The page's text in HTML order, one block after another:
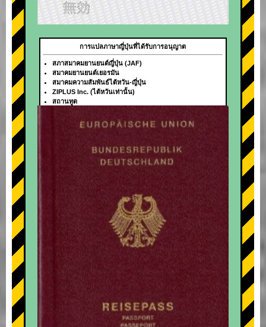
+
การแปลภาษาญี่ปุ่นที่ได้รับการอนุญาต
สภาสมาคมยานยนต์ญี่ปุ่น (JAF)
สมาคมยานยนต์เยอรมัน
สมาคมความสัมพันธ์ไต้หวัน-ญี่ปุ่น
ZIPLUS Inc. (ไต้หวันเท่านั้น)
สถานทูต